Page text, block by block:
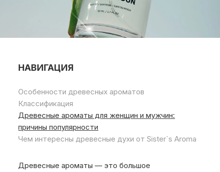
НАВИГАЦИЯ
Особенности древесных ароматов
Классификация
Древесные ароматы для женщин и мужчин:
причины популярности
Чем интересны древесные духи от Sister`s Aroma
Древесные ароматы — это большое